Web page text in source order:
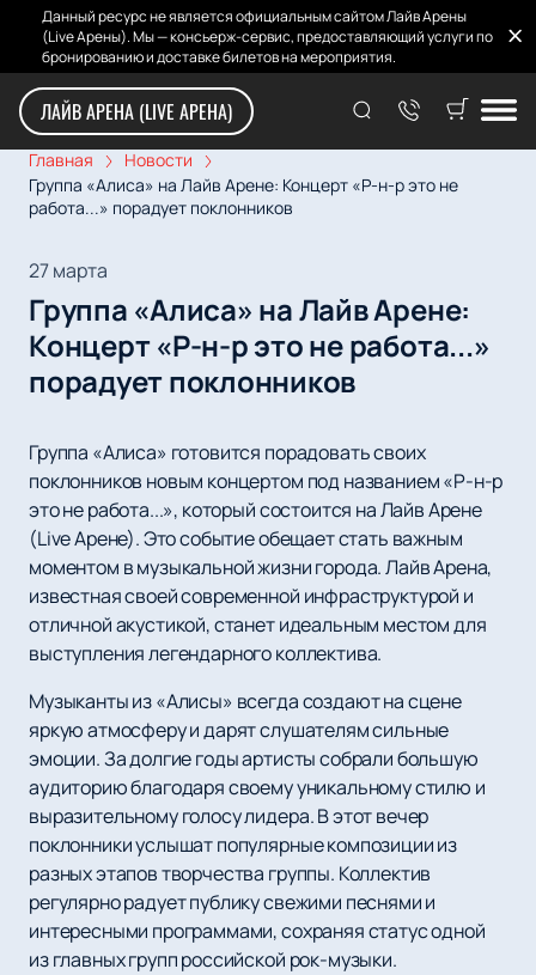
Данный ресурс не является официальным сайтом Лайв Арены
(Live Арены). Мы — консьерж-сервис, предоставляющий услуги по
бронированию и доставке билетов на мероприятия.
ЛАЙВ АРЕНА (LIVE АРЕНА)
Главная
Новости
Группа «Алиса» на Лайв Арене: Концерт «Р-н-р это не
работа...» порадует поклонников
27 марта
Группа «Алиса» на Лайв Арене:
Концерт «Р-н-р это не работа...»
порадует поклонников
Группа «Алиса» готовится порадовать своих
поклонников новым концертом под названием «Р-н-р
это не работа...», который состоится на Лайв Арене
(Live Арене). Это событие обещает стать важным
моментом в музыкальной жизни города. Лайв Арена,
известная своей современной инфраструктурой и
отличной акустикой, станет идеальным местом для
выступления легендарного коллектива.
Музыканты из «Алисы» всегда создают на сцене
яркую атмосферу и дарят слушателям сильные
эмоции. За долгие годы артисты собрали большую
аудиторию благодаря своему уникальному стилю и
выразительному голосу лидера. В этот вечер
поклонники услышат популярные композиции из
разных этапов творчества группы. Коллектив
регулярно радует публику свежими песнями и
интересными программами, сохраняя статус одной
из главных групп российской рок-музыки.